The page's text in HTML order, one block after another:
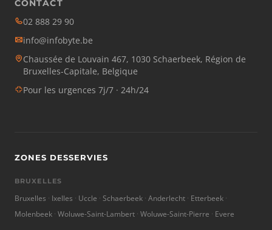
CONTACT
02 888 29 90
info@infobyte.be
Chaussée de Louvain 467, 1030 Schaerbeek, Région de
Bruxelles-Capitale, Belgique
Pour les urgences 7j/7 · 24h/24
ZONES DESSERVIES
BRUXELLES
Bruxelles Ixelles Uccle Schaerbeek Anderlecht Etterbeek
Molenbeek Woluwe-Saint-Lambert Woluwe-Saint-Pierre Evere